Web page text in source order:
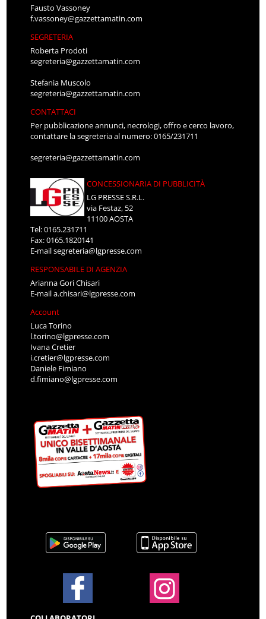
Fausto Vassoney
f.vassoney@gazzettamatin.com
SEGRETERIA
Roberta Prodoti
segreteria@gazzettamatin.com
Stefania Muscolo
segreteria@gazzettamatin.com
CONTATTACI
Per pubblicazione annunci, necrologi, offro e cerco lavoro,
contattare la segreteria al numero: 0165/231711
segreteria@gazzettamatin.com
CONCESSIONARIA DI PUBBLICITÀ
LG PRESSE S.R.L.
via Festaz, 52
11100 AOSTA
Tel: 0165.231711
Fax: 0165.1820141
E-mailsegreteria@lgpresse.com
RESPONSABILE DI AGENZIA
Arianna Gori Chisari
E-maila.chisari@lgpresse.com
Account
Luca Torino
l.torino@lgpresse.com
Ivana Cretier
i.cretier@lgpresse.com
Daniele Fimiano
d.fimiano@lgpresse.com